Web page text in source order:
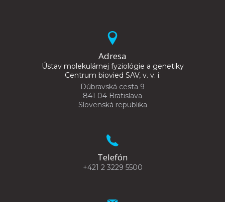
Adresa
Ústav molekulárnej fyziológie a genetiky
Centrum biovied SAV, v. v. i.
Dúbravská cesta 9
841 04 Bratislava
Slovenská republika
Telefón
+421 2 3229 5500